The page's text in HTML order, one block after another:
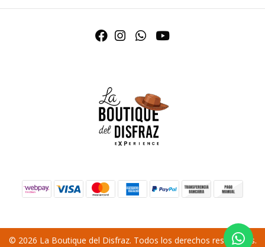
© 2026 La Boutique del Disfraz. Todos los derechos reservados.